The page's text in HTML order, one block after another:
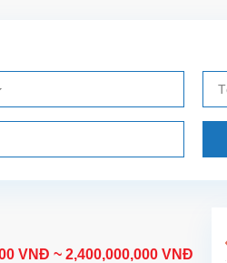
VNĐ ~ 2,400,000,000 VNĐ